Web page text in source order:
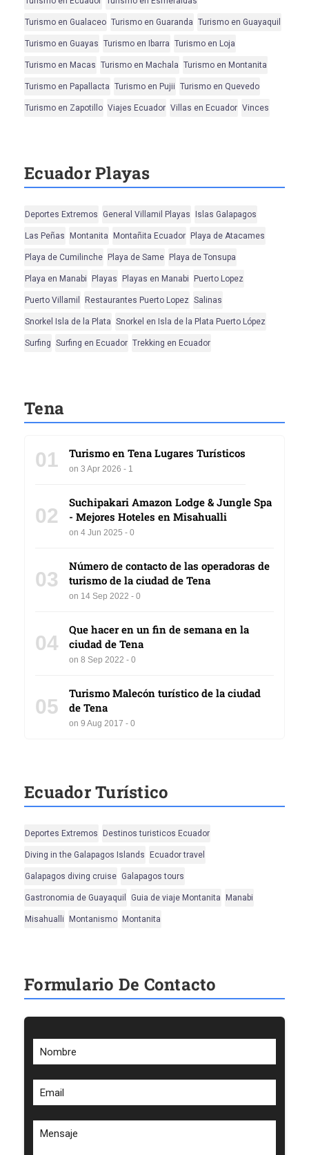
Turismo en Gualaceo Turismo en Guaranda Turismo en Guayaquil
Turismo en Guayas Turismo en Ibarra Turismo en Loja
Turismo en Macas Turismo en Machala Turismo en Montanita
Turismo en Papallacta Turismo en Pujii Turismo en Quevedo
Turismo en Zapotillo Viajes Ecuador Villas en Ecuador Vinces
Ecuador Playas
Deportes Extremos General Villamil Playas Islas Galapagos
Las Peñas Montanita Montañita Ecuador Playa de Atacames
Playa de Cumilinche Playa de Same Playa de Tonsupa
Playa en Manabi Playas Playas en Manabi Puerto Lopez
Puerto Villamil Restaurantes Puerto Lopez Salinas
Snorkel Isla de la Plata Snorkel en Isla de la Plata Puerto López
Surfing Surfing en Ecuador Trekking en Ecuador
Tena
01 Turismo en Tena Lugares Turísticos
on 3 Apr 2026 - 1
02
Suchipakari Amazon Lodge & Jungle Spa
- Mejores Hoteles en Misahualli
on 4 Jun 2025 - 0
03
Número de contacto de las operadoras de
turismo de la ciudad de Tena
on 14 Sep 2022 - 0
04
Que hacer en un fin de semana en la
ciudad de Tena
on 8 Sep 2022 - 0
05
Turismo Malecón turístico de la ciudad
de Tena
on 9 Aug 2017 - 0
Ecuador Turístico
Deportes Extremos Destinos turisticos Ecuador
Diving in the Galapagos Islands Ecuador travel
Galapagos diving cruise Galapagos tours
Gastronomia de Guayaquil Guia de viaje Montanita Manabi
Misahualli Montanismo Montanita
Formulario De Contacto
Nombre
Email
Mensaje